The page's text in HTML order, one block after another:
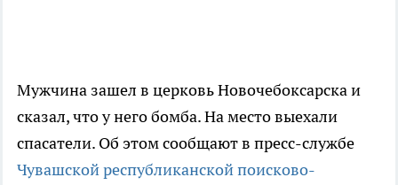
Мужчина зашел в церковь Новочебоксарска и
сказал, что у него бомба. На место выехали
спасатели. Об этом сообщают в пресс-службе
Чувашской республиканской поисково-